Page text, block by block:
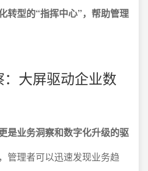
转型的“指挥中心”，帮助管理
大屏驱动企业数
是业务洞察和数字化升级的驱
管理者可以迅速发现业务趋